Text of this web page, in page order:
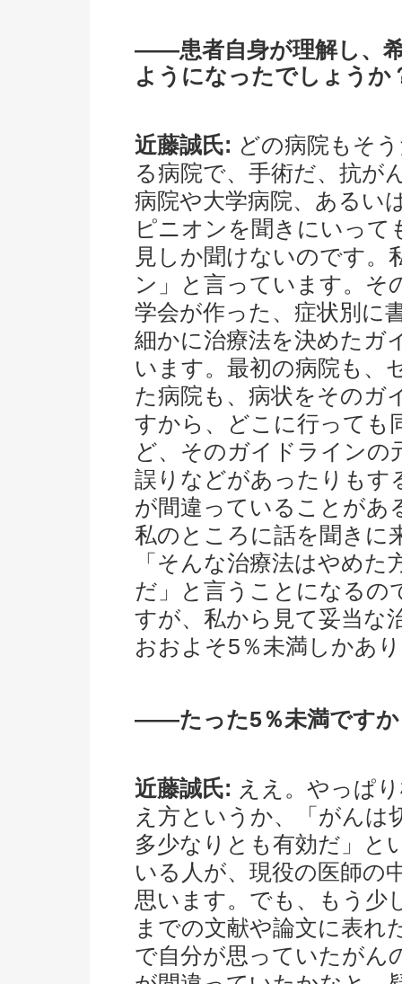
――患者自身が理解し、
ようになったでしょうか
近藤誠氏: どの病院もそ
る病院で、手術だ、抗が
病院や大学病院、あるい
ピニオンを聞きにいって
見しか聞けないのです。
ン」と言っています。そ
学会が作った、症状別に
細かに治療法を決めたガ
います。最初の病院も、
た病院も、病状をそのガ
すから、どこに行っても
ど、そのガイドライン
誤りなどがあったりもす
が間違っていることがあ
私のところに話を聞きに
「そんな治療法はやめ
だ」と言うことになるの
すが、私から見て妥当な
おおよそ5％未満しかあ
――たった5％未満ですか
近藤誠氏: ええ。やっぱ
え方というか、「がんは
多少なりとも有効だ」と
いる人が、現役の医師の
思います。でも、もう少
までの文献や論文に表れ
で自分が思っていたがん